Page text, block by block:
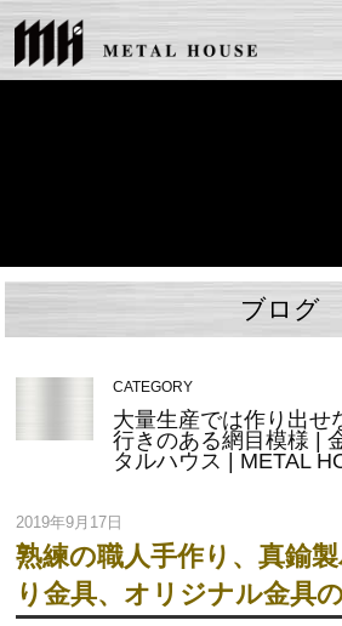
ブログ
CATEGORY
大量生産では作り出せ
行きのある網目模様 |
タルハウス | METAL
2019年9月17日
熟練の職人手作り、真鍮
り金具、オリジナル金具